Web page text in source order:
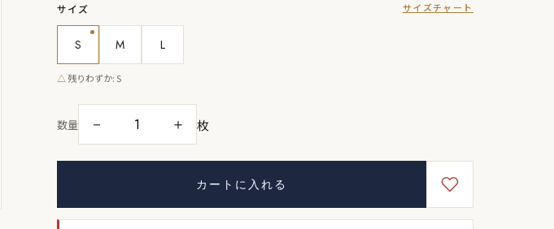
サイズ サイズチャート
S M L
△残りわずか: S
数量 － ＋ 枚
カートに入れる